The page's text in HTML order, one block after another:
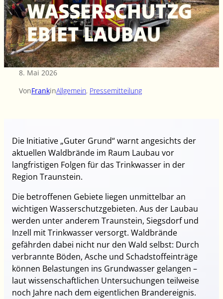
WASSERSCHUTZG
EBIET LAUBAU
8. Mai 2026
VonFrankinAllgemein, Pressemitteilung
Die Initiative „Guter Grund“ warnt angesichts der
aktuellen Waldbrände im Raum Laubau vor
langfristigen Folgen für das Trinkwasser in der
Region Traunstein.
Die betroffenen Gebiete liegen unmittelbar an
wichtigen Wasserschutzgebieten. Aus der Laubau
werden unter anderem Traunstein, Siegsdorf und
Inzell mit Trinkwasser versorgt. Waldbrände
gefährden dabei nicht nur den Wald selbst: Durch
verbrannte Böden, Asche und Schadstoffeinträge
können Belastungen ins Grundwasser gelangen –
laut wissenschaftlichen Untersuchungen teilweise
noch Jahre nach dem eigentlichen Brandereignis.